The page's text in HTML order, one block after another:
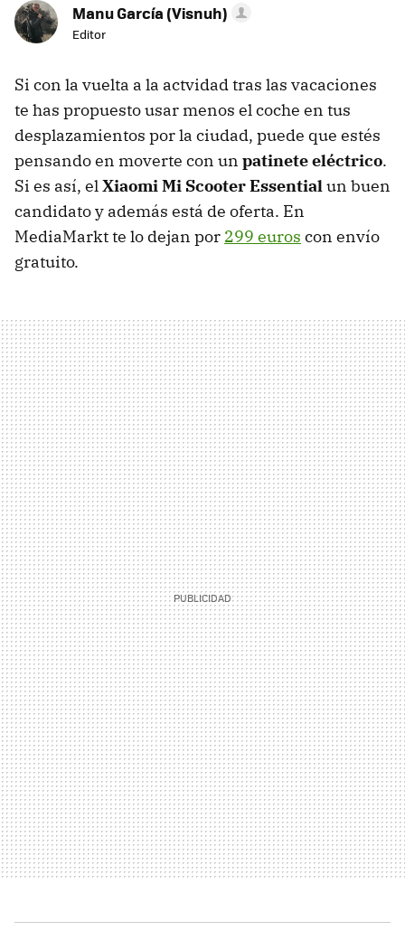
Manu García (Visnuh)
Editor
Si con la vuelta a la actvidad tras las vacaciones
te has propuesto usar menos el coche en tus
desplazamientos por la ciudad, puede que estés
pensando en moverte con un patinete eléctrico.
Si es así, elXiaomi Mi Scooter Essentialun buen
candidato y además está de oferta. En
MediaMarkt te lo dejan por 299 euros con envío
gratuito.